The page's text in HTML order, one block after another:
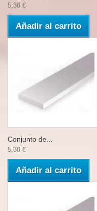
5,30 €
Añadir al carrito
Conjunto de...
5,30 €
Añadir al carrito